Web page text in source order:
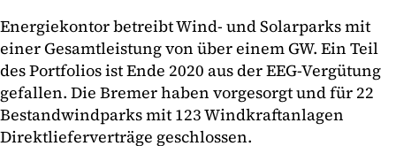
Energiekontor betreibt Wind- und Solarparks mit
einer Gesamtleistung von über einem GW. Ein Teil
des Portfolios ist Ende 2020 aus der EEG-Vergütung
gefallen. Die Bremer haben vorgesorgt und für 22
Bestandwindparks mit 123 Windkraftanlagen
Direktlieferverträge geschlossen.